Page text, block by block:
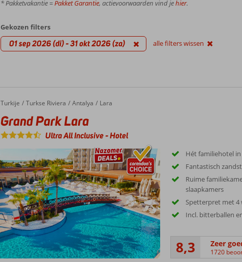
* Pakketvakantie =Pakket Garantie, actievoorwaarden vind jehier.
Gekozen filters
01 sep 2026 (di) - 31 okt 2026 (za) alle filters wissen
Home
Turkije Turkse Riviera Antalya Lara
Grand Park Lara
Grand Park Lara
Ultra All Inclusive-Hotel
Hét familiehotel
Fantastisch
Ruime
slaapkamers
Spetterpret met 4
Incl. bitterballen
8,3 Zeer
1720